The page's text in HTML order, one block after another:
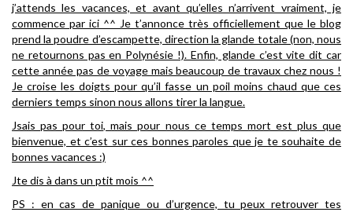
j’attends les vacances, et avant qu’elles n’arrivent vraiment, je
commence par ici ^^ Je t’annonce très officiellement que le blog
prend la poudre d’escampette, direction la glande totale (non, nous
ne retournons pas en Polynésie !). Enfin, glande c’est vite dit car
cette année pas de voyage mais beaucoup de travaux chez nous !
Je croise les doigts pour qu’il fasse un poil moins chaud que ces
derniers temps sinon nous allons tirer la langue.
Jsais pas pour toi, mais pour nous ce temps mort est plus que
bienvenue, et c’est sur ces bonnes paroles que je te souhaite de
bonnes vacances :)
Jte dis à dans un ptit mois ^^
PS : en cas de panique ou d’urgence, tu peux retrouver tes